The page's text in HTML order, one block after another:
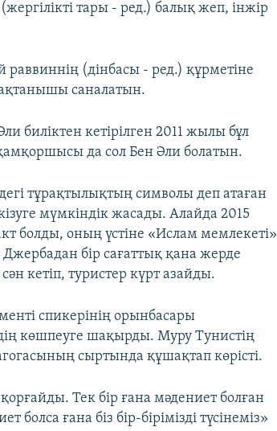
тары - ред.) балық жеп, інжір
(дінбасы - ред.) құрметіне
саналатын.
биліктен кетірілген 2011 жылы бұл
да сол Бен Әли болатын.
тұрақтылықтың символы деп атаған
мүмкіндік жасады. Алайда 2015
болды, оның үстіне «Ислам мемлекеті»
бір сағаттық қана жерде
кетіп, туристер күрт азайды.
спикерінің орынбасары
көшпеуге шақырды. Муру Тунистің
сыртында құшақтап көрісті.
Тек бір ғана мәдениет болған
ғана біз бір-бірімізді түсінеміз»